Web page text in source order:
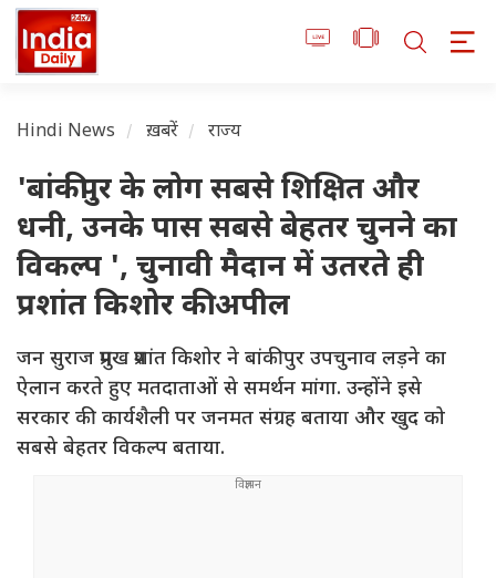
Hindi News ख़बरें राज्य
'बांकीपुर के लोग सबसे शिक्षित और
धनी, उनके पास सबसे बेहतर चुनने का
विकल्प ', चुनावी मैदान में उतरते ही
प्रशांत किशोर की अपील
जन सुराज प्रमुख प्रशांत किशोर ने बांकीपुर उपचुनाव लड़ने का
ऐलान करते हुए मतदाताओं से समर्थन मांगा. उन्होंने इसे
सरकार की कार्यशैली पर जनमत संग्रह बताया और खुद को
सबसे बेहतर विकल्प बताया.